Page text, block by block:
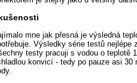
mne jak přesná je výsledná
Výsledky série testů nejlépe
testy pracuji s vodou o teplotě
konvicí - tedy po pauze asi 30